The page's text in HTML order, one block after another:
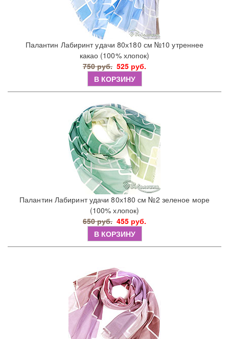
Палантин Лабиринт удачи 80х180 см №10 утреннее
какао (100% хлопок)
750 руб. 525 руб.
В КОРЗИНУ
Палантин Лабиринт удачи 80х180 см №2 зеленое море
(100% хлопок)
650 руб. 455 руб.
В КОРЗИНУ